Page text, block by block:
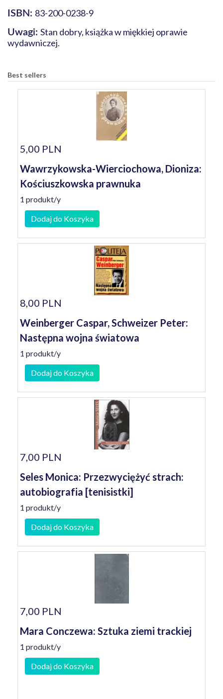
ISBN: 83-200-0238-9
Uwagi: Stan dobry, książka w miękkiej oprawie
wydawniczej.
Best sellers
5,00 PLN
Wawrzykowska-Wierciochowa, Dioniza:
Kościuszkowska prawnuka
1 produkt/y
Dodaj do Koszyka
8,00 PLN
Weinberger Caspar, Schweizer Peter:
Następna wojna światowa
1 produkt/y
Dodaj do Koszyka
7,00 PLN
Seles Monica: Przezwyciężyć strach:
autobiografia [tenisistki]
1 produkt/y
Dodaj do Koszyka
7,00 PLN
Mara Conczewa: Sztuka ziemi trackiej
1 produkt/y
Dodaj do Koszyka